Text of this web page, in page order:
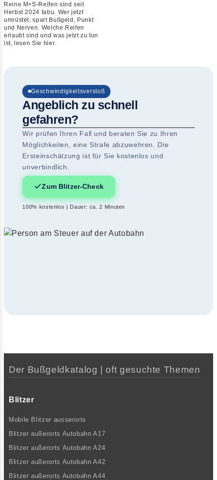
Reine M+S-Reifen sind seit
Herbst 2024 tabu. Wer jetzt
umrüstet, spart Bußgeld, Punkt
und Nerven. Welche Reifen
erlaubt sind und was jetzt zu tun
ist, lesen Sie hier.
Geschwindigkeitsverstoß
Angeblich zu schnell
gefahren?
Wir prüfen Ihren Fall und beraten Sie zu Ihren
Möglichkeiten, eine Strafe abzuwehren. Die
Ersteinschätzung ist für Sie kostenlos und
unverbindlich.
Zum Blitzer-Check
100% kostenlos | Dauer: ca. 2 Minuten
Der Bußgeldkatalog | oft gesuchte Themen
Blitzer
Mobile Blitzer ausserorts
Blitzer außerorts Autobahn A17
Blitzer außerorts Autobahn A24
Blitzer außerorts Autobahn A42
Blitzer außerorts Autobahn A44